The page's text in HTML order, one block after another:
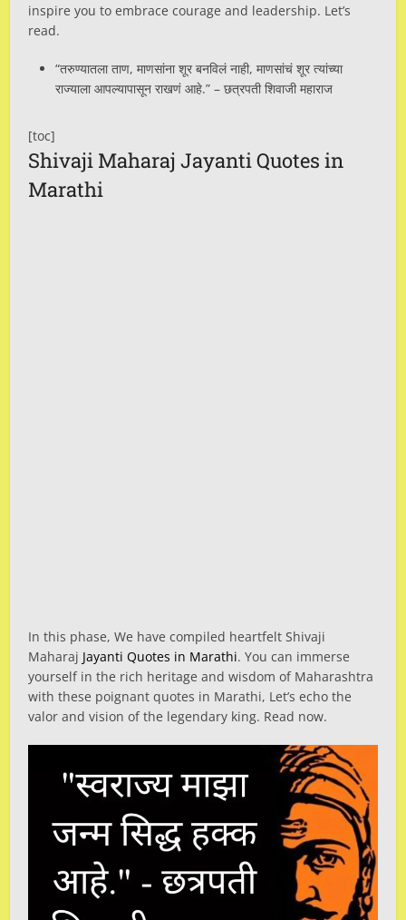
inspire you to embrace courage and leadership. Let’s
read.
“तरुण्यातला ताण, माणसांना शूर बनविलं नाही, माणसांचं शूर त्यांच्या
राज्याला आपल्यापासून राखणं आहे.” – छत्रपती शिवाजी महाराज
[toc]
Shivaji Maharaj Jayanti Quotes in
Marathi
In this phase, We have compiled heartfelt Shivaji
Maharaj Jayanti Quotes in Marathi. You can immerse
yourself in the rich heritage and wisdom of Maharashtra
with these poignant quotes in Marathi, Let’s echo the
valor and vision of the legendary king. Read now.